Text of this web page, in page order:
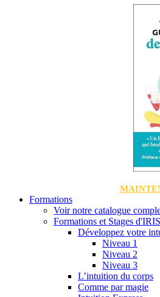
Formations
Voir notre catalogue
Formations et Stages d'IRIS
Développez votre
Niveau 1
Niveau 2
Niveau 3
L’intuition du corps
Comme par magie